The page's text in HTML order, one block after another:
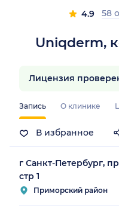
Uniqderm,
4.9 58
Запись О клинике
В избранное
Лицензия
г Санкт-Петербург,
стр 1
Приморский район